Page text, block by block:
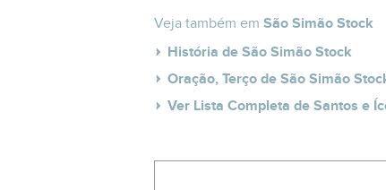
Veja também em São Simão Stock
História de São Simão Stock
Oração, Terço de São Simão
Ver Lista Completa de Santos e